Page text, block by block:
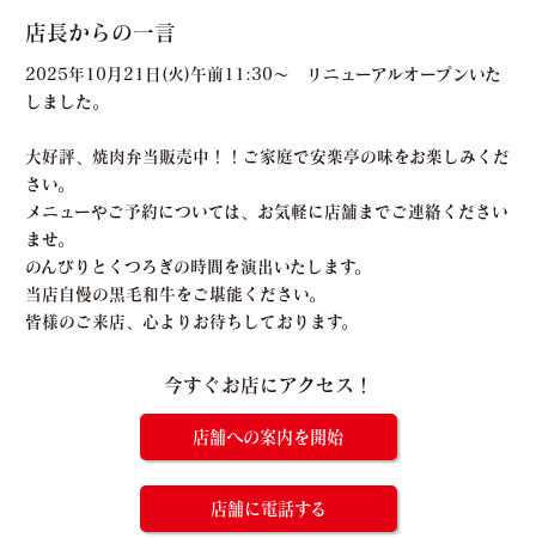
店長からの一言
2025年10月21日(火)午前11:30〜 リニューアルオープンいた
しました。
大好評、焼肉弁当販売中！！ご家庭で安楽亭の味をお楽しみくだ
さい。
メニューやご予約については、お気軽に店舗までご連絡ください
ませ。
のんびりとくつろぎの時間を演出いたします。
当店自慢の黒毛和牛をご堪能ください。
皆様のご来店、心よりお待ちしております。
今すぐお店にアクセス！
店舗への案内を開始
店舗に電話する